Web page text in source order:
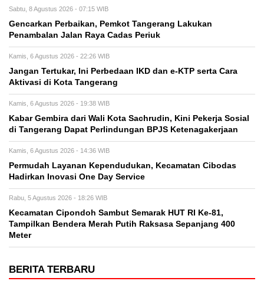
Sabtu, 8 Agustus 2026 - 07:15 WIB
Gencarkan Perbaikan, Pemkot Tangerang Lakukan
Penambalan Jalan Raya Cadas Periuk
Kamis, 6 Agustus 2026 - 22:26 WIB
Jangan Tertukar, Ini Perbedaan IKD dan e-KTP serta Cara
Aktivasi di Kota Tangerang
Kamis, 6 Agustus 2026 - 19:38 WIB
Kabar Gembira dari Wali Kota Sachrudin, Kini Pekerja Sosial
di Tangerang Dapat Perlindungan BPJS Ketenagakerjaan
Kamis, 6 Agustus 2026 - 14:36 WIB
Permudah Layanan Kependudukan, Kecamatan Cibodas
Hadirkan Inovasi One Day Service
Rabu, 5 Agustus 2026 - 18:26 WIB
Kecamatan Cipondoh Sambut Semarak HUT RI Ke-81,
Tampilkan Bendera Merah Putih Raksasa Sepanjang 400
Meter
BERITA TERBARU